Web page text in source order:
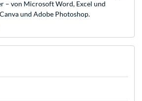
– von Microsoft Word, Excel und
und Adobe Photoshop.